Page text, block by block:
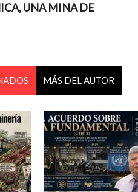
UNA MINA DE
MÁS DEL AUTOR